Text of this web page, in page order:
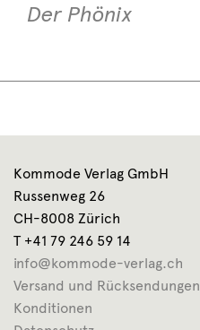
Der Phönix
Kommode Verlag GmbH
Russenweg 26
CH-8008 Zürich
T +41 79 246 59 14
info@kommode-verlag.ch
Versand und Rücksendungen
Konditionen